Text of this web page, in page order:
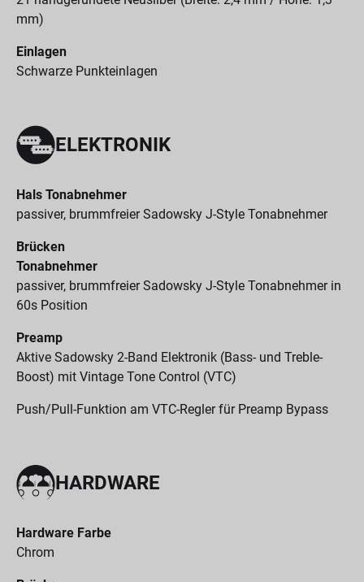
mm)
Einlagen
Schwarze Punkteinlagen
ELEKTRONIK
Hals Tonabnehmer
passiver, brummfreier Sadowsky J-Style Tonabnehmer
Brücken
Tonabnehmer
passiver, brummfreier Sadowsky J-Style Tonabnehmer in
60s Position
Preamp
Aktive Sadowsky 2-Band Elektronik (Bass- und Treble-
Boost) mit Vintage Tone Control (VTC)
Push/Pull-Funktion am VTC-Regler für Preamp Bypass
HARDWARE
Hardware Farbe
Chrom